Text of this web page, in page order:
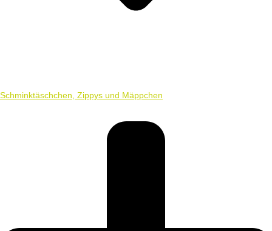
Schminktäschchen, Zippys und Mäppchen